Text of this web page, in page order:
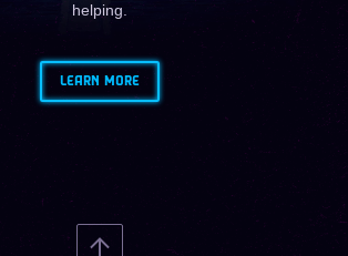
helping.
LEARN MORE